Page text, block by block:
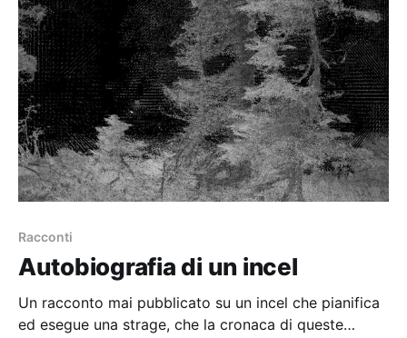
Racconti
Autobiografia di un incel
Un racconto mai pubblicato su un incel che pianifica
ed esegue una strage, che la cronaca di queste